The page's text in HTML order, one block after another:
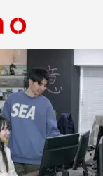
私たちについて
ECコンテンツ
採用情報